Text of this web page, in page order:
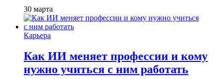
30 марта
Карьера
Как ИИ меняет профессии и кому
нужно учиться с ним работать